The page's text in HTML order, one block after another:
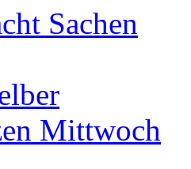
Sachen
Mittwoch